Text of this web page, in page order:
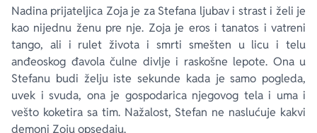
Nadina prijateljica Zoja je za Stefana ljubav i strast i želi je
kao nijednu ženu pre nje. Zoja je eros i tanatos i vatreni
tango, ali i rulet života i smrti smešten u licu i telu
anđeoskog đavola čulne divlje i raskošne lepote. Ona u
Stefanu budi želju iste sekunde kada je samo pogleda,
uvek i svuda, ona je gospodarica njegovog tela i uma i
vešto koketira sa tim. Nažalost, Stefan ne naslućuje kakvi
demoni Zoju opsedaju.